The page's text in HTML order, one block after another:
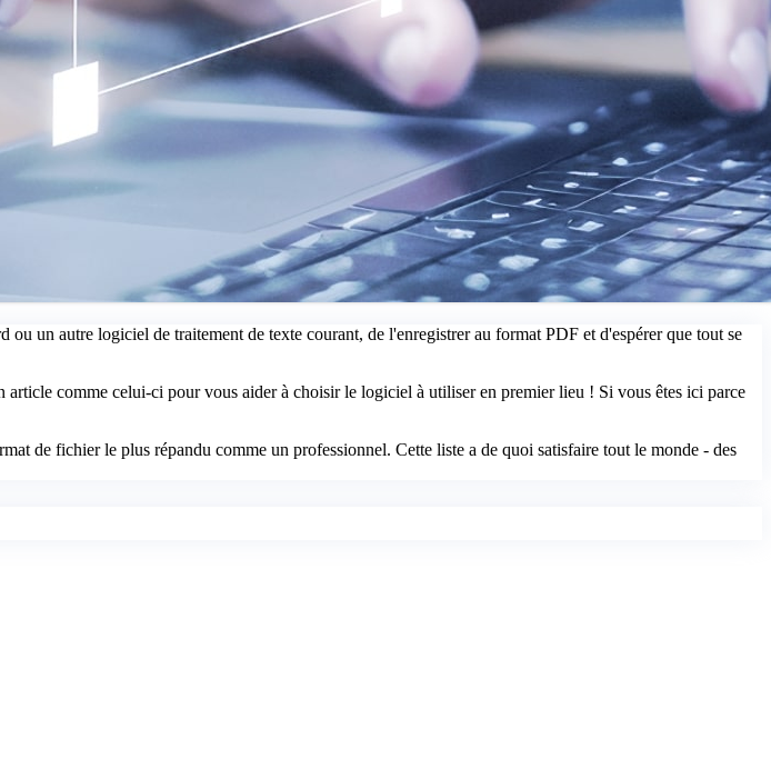
un autre logiciel de traitement de texte courant, de l'enregistrer au format PDF et d'espérer que tout se
comme celui-ci pour vous aider à choisir le logiciel à utiliser en premier lieu ! Si vous êtes ici parce
de fichier le plus répandu comme un professionnel. Cette liste a de quoi satisfaire tout le monde - des